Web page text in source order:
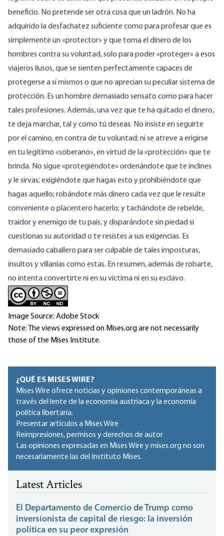
beneficio. No pretende ser otra cosa que un ladrón. No ha
adquirido la desfachatez suficiente como para profesar que es
simplemente un «protector» y que toma el dinero de los
hombres contra su voluntad, solo para poder «proteger» a esos
viajeros ilusos, que se sienten perfectamente capaces de
protegerse a sí mismos o que no aprecian su peculiar sistema de
protección. Es un hombre demasiado sensato como para hacer
tales profesiones. Además, una vez que te ha quitado el dinero,
te deja marchar, tal y como tú deseas. No insiste en seguirte
por el camino, en contra de tu voluntad; ni se atreve a erigirse
en tu legítimo «soberano», en virtud de la «protección» que te
brinda. No sigue «protegiéndote» ordenándote que te inclines
y le sirvas; exigiéndote que hagas esto y prohibiéndote que
hagas aquello; robándote más dinero cada vez que le resulte
conveniente o placentero hacerlo; y tachándote de rebelde,
traidor y enemigo de tu país, y disparándote sin piedad si
cuestionas su autoridad o te resistes a sus exigencias. Es
demasiado caballero para ser culpable de tales imposturas,
insultos y villanías como estas. En resumen, además de robarte,
no intenta convertirte ni en su víctima ni en su esclavo.
Image Source: Adobe Stock
Note: The views expressed on Mises.org are not necessarily
those of the Mises Institute.
¿QUÉ ES MISES WIRE?
Mises Wire ofrece noticias y opiniones contemporáneas a
través del lente de la economía austriaca y la economía
política libertaria.
Presentar artículos a Mises Wire
Reimpresiones, permisos y derechos de autor
Las opiniones expresadas en Mises Wire y mises.org no son
necesariamente las del Instituto Mises.
Latest Articles
El Departamento de Comercio de Trump como
inversionista de capital de riesgo: la inversión
política en su peor expresión